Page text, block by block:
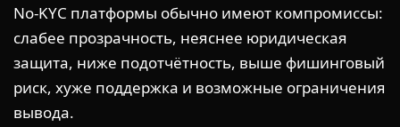
No-KYC платформы обычно имеют компромиссы:
слабее прозрачность, неяснее юридическая
защита, ниже подотчётность, выше фишинговый
риск, хуже поддержка и возможные ограничения
вывода.